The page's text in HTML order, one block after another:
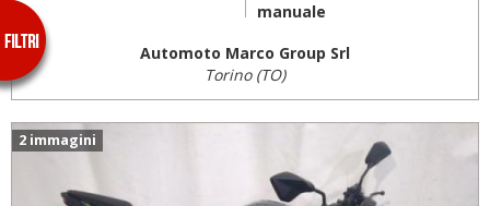
--
manuale
Automoto Marco Group Srl
Torino (TO)
2 immagini